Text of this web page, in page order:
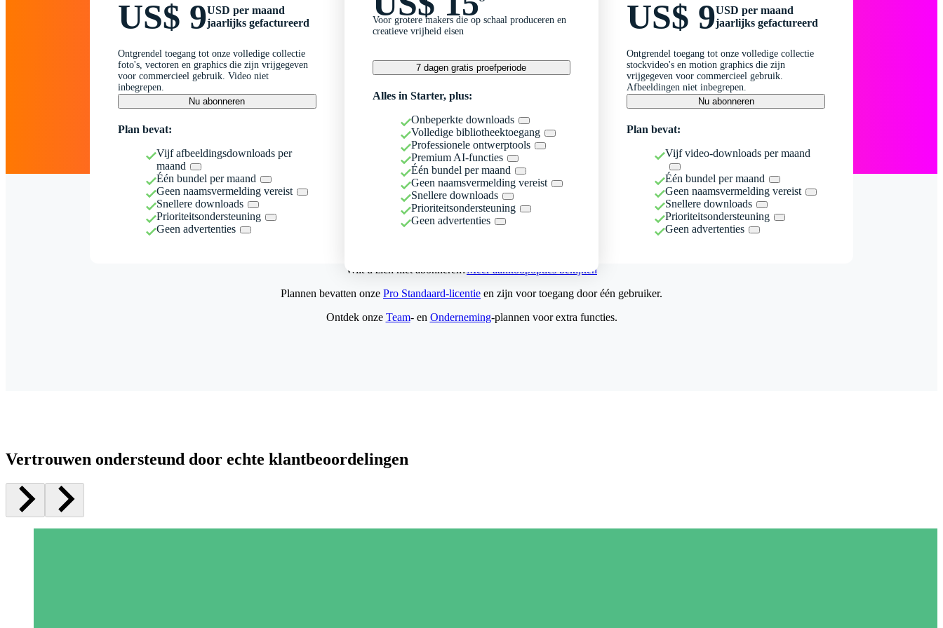
US$ 9USD per maand
jaarlijks gefactureerd
Ontgrendel toegang tot onze volledige collectie
foto's, vectoren en graphics die zijn vrijgegeven
voor commercieel gebruik. Video niet
inbegrepen.
Nu abonneren
Plan bevat:
Vijf afbeeldingsdownloads per
maand
Één bundel per maand
Geen naamsvermelding vereist
Snellere downloads
Prioriteitsondersteuning
Geen advertenties
Voor grotere makers die op schaal produceren en
creatieve vrijheid eisen
7 dagen gratis proefperiode
Alles in Starter, plus:
Onbeperkte downloads
Volledige bibliotheektoegang
Professionele ontwerptools
Premium AI-functies
Één bundel per maand
Geen naamsvermelding vereist
Snellere downloads
Prioriteitsondersteuning
Geen advertenties
US$ 9USD per maand
jaarlijks gefactureerd
Ontgrendel toegang tot onze volledige collectie
stockvideo's en motion graphics die zijn
vrijgegeven voor commercieel gebruik.
Afbeeldingen niet inbegrepen.
Nu abonneren
Plan bevat:
Vijf video-downloads per maand
Één bundel per maand
Geen naamsvermelding vereist
Snellere downloads
Prioriteitsondersteuning
Geen advertenties
Wilt u zich niet abonneren?Meer aankoopopties bekijken
Plannen bevatten onze Pro Standaard-licentie en zijn voor toegang door één gebruiker.
Ontdek onze Team- en Onderneming-plannen voor extra functies.
Vertrouwen ondersteund door echte klantbeoordelingen